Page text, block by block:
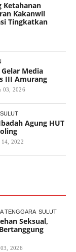
Ketahanan
Kakanwil
Tingkatkan
Media
III Amurang
03, 2026
SULUT
Agung HUT
14, 2022
TENGGARA SULUT
Seksual,
2026